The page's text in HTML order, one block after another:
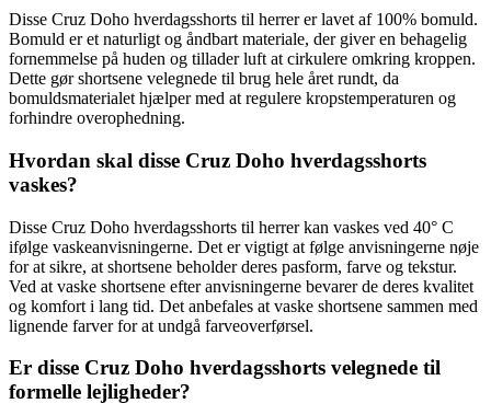
Disse Cruz Doho hverdagsshorts til herrer er lavet af 100% bomuld.
Bomuld er et naturligt og åndbart materiale, der giver en behagelig
fornemmelse på huden og tillader luft at cirkulere omkring kroppen.
Dette gør shortsene velegnede til brug hele året rundt, da
bomuldsmaterialet hjælper med at regulere kropstemperaturen og
forhindre overophedning.
Hvordan skal disse Cruz Doho hverdagsshorts
vaskes?
Disse Cruz Doho hverdagsshorts til herrer kan vaskes ved 40° C
ifølge vaskeanvisningerne. Det er vigtigt at følge anvisningerne nøje
for at sikre, at shortsene beholder deres pasform, farve og tekstur.
Ved at vaske shortsene efter anvisningerne bevarer de deres kvalitet
og komfort i lang tid. Det anbefales at vaske shortsene sammen med
lignende farver for at undgå farveoverførsel.
Er disse Cruz Doho hverdagsshorts velegnede til
formelle lejligheder?